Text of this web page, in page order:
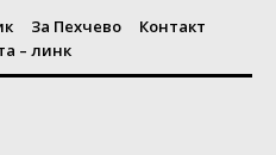
За Пехчево
Контакт
– линк